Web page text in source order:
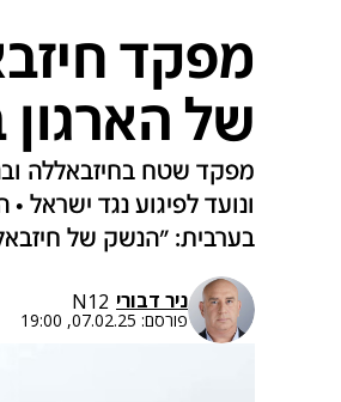
מפקד
של הארגון
מפקד שטח בחיזבאללה
ונועד לפיגוע נגד ישראל
בערבית: "הנשק של
ניר דבורי N12
פורסם: 07.02.25, 19:00